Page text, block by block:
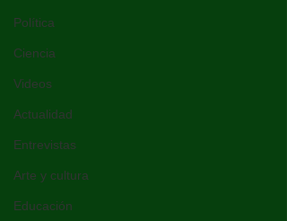
Política
Ciencia
Videos
Actualidad
Entrevistas
Arte y cultura
Educación